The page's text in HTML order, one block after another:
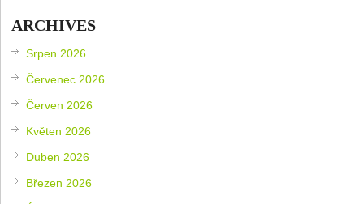
ARCHIVES
Srpen 2026
Červenec 2026
Červen 2026
Květen 2026
Duben 2026
Březen 2026